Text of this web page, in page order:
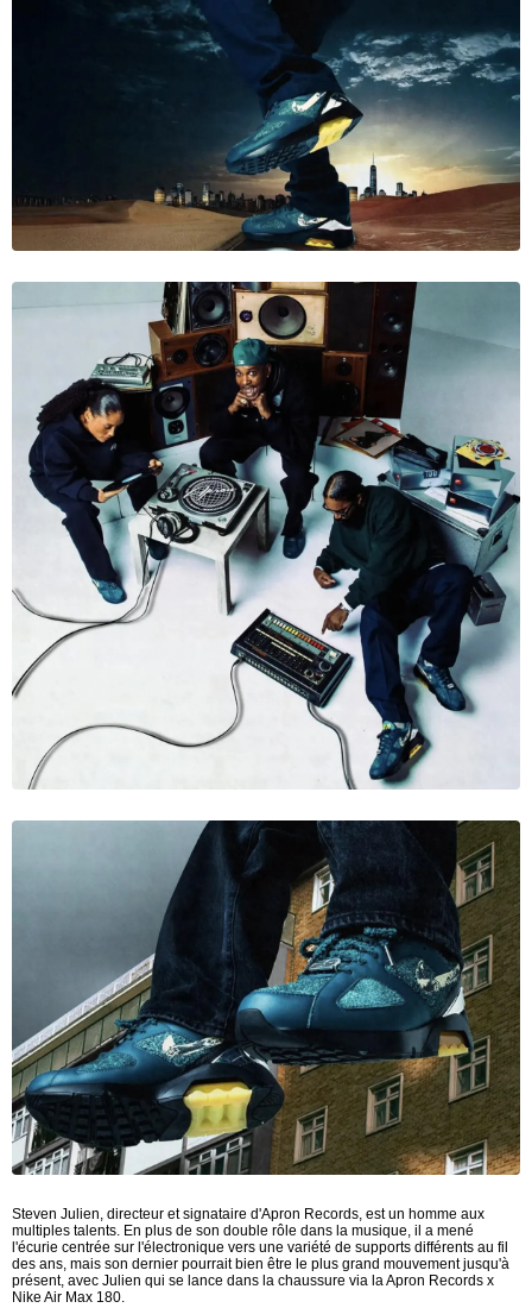
Steven Julien, directeur et signataire d'Apron Records, est un homme aux
multiples talents. En plus de son double rôle dans la musique, il a mené
l'écurie centrée sur l'électronique vers une variété de supports différents au fil
des ans, mais son dernier pourrait bien être le plus grand mouvement jusqu'à
présent, avec Julien qui se lance dans la chaussure via la Apron Records x
Nike Air Max 180.